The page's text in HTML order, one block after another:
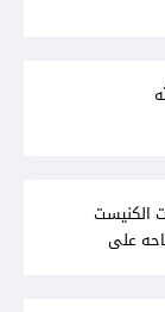
الكنيست
على